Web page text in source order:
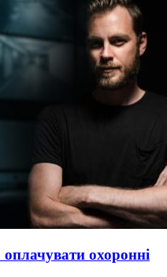
охоронні